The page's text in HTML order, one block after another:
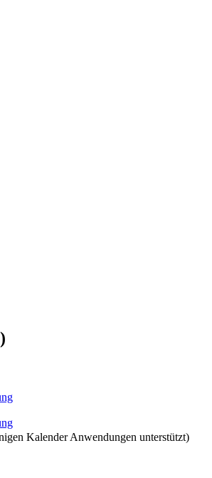
Kalender Anwendungen unterstützt)